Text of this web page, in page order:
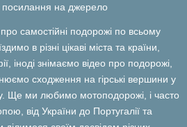
посилання на джерело
самостійні подорожі по всьому
в різні цікаві міста та країни,
іноді знімаємо відео про подорожі,
сходження на гірські вершини у
Ще ми любимо мотоподорожі, і часто
від України до Португалії та